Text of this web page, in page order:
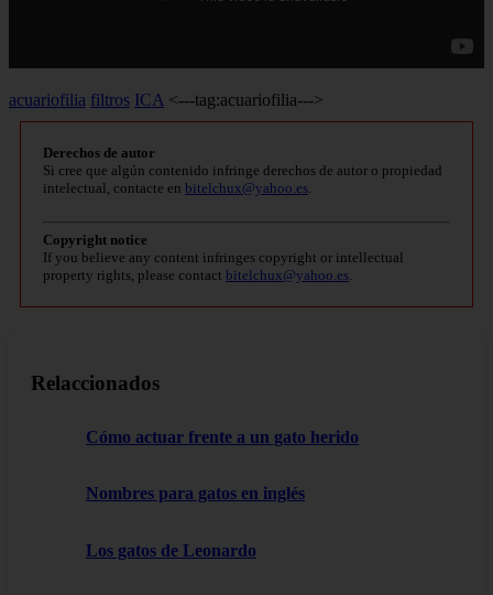
acuariofilia filtros ICA <---tag:acuariofilia--->
Derechos de autor
Si cree que algún contenido infringe derechos de autor o propiedad
intelectual, contacte en bitelchux@yahoo.es
Copyright notice
If you believe any content infringes copyright or intellectual
property rights, please contact bitelchux@yahoo.es
Relaccionados
Cómo actuar frente a un gato herido
Nombres para gatos en inglés
Los gatos de Leonardo